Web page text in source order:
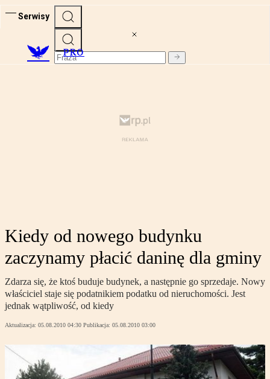
Serwisy
PRO
Kiedy od nowego budynku
zaczynamy płacić daninę dla gminy
Zdarza się, że ktoś buduje budynek, a następnie go sprzedaje. Nowy
właściciel staje się podatnikiem podatku od nieruchomości. Jest
jednak wątpliwość, od kiedy
Aktualizacja: 05.08.2010 04:30 Publikacja: 05.08.2010 03:00